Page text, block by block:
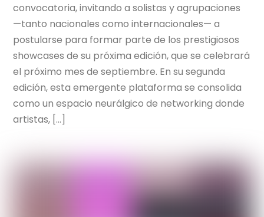
convocatoria, invitando a solistas y agrupaciones
—tanto nacionales como internacionales— a
postularse para formar parte de los prestigiosos
showcases de su próxima edición, que se celebrará
el próximo mes de septiembre. En su segunda
edición, esta emergente plataforma se consolida
como un espacio neurálgico de networking donde
artistas, […]